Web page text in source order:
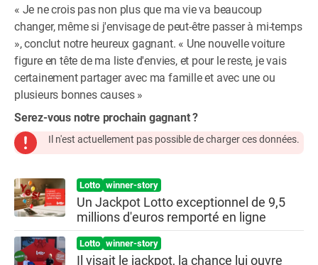
« Je ne crois pas non plus que ma vie va beaucoup
changer, même si j'envisage de peut-être passer à mi-temps
», conclut notre heureux gagnant. « Une nouvelle voiture
figure en tête de ma liste d'envies, et pour le reste, je vais
certainement partager avec ma famille et avec une ou
plusieurs bonnes causes »
Serez-vous notre prochain gagnant ?
Il n'est actuellement pas possible de charger ces données.
Lotto winner-story
Un Jackpot Lotto exceptionnel de 9,5
millions d'euros remporté en ligne
Lotto winner-story
Il visait le jackpot, la chance lui ouvre